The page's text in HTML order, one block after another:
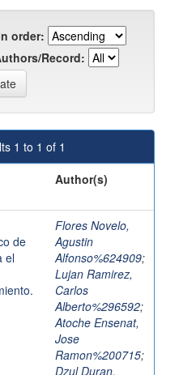
order:
Record:
1 to 1 of 1
Author(s)
de
el
Flores Novelo,
Agustin
Alfonso%624909;
Lujan Ramirez,
Carlos
Alberto%296592;
Atoche Ensenat,
Jose
Ramon%200715;
Dzul Duran,